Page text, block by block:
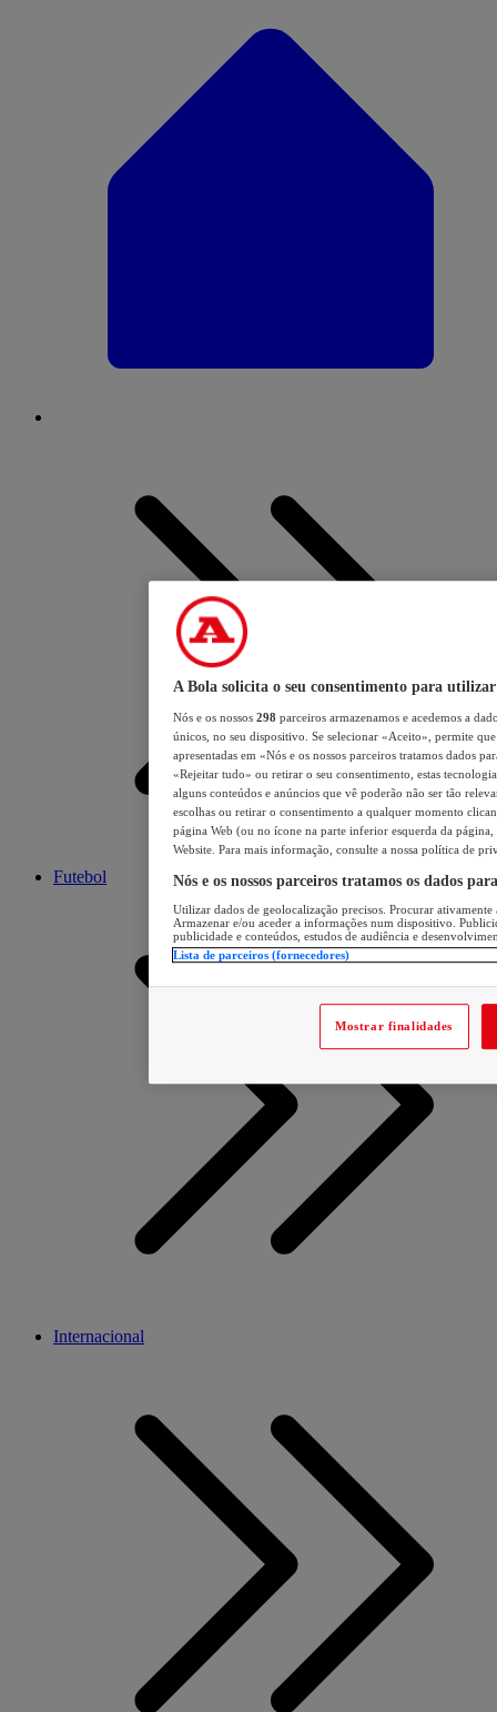
Futebol
Internacional
A Bola solicita o seu consentimento para utilizar
Nós e os nossos 298 parceiros armazenamos e acedemos a
únicos, no seu dispositivo. Se selecionar «Aceito», permite
apresentadas em «Nós e os nossos parceiros tratamos dados
«Rejeitar tudo» ou retirar o seu consentimento, estas
alguns conteúdos e anúncios que vê poderão não ser tão
escolhas ou retirar o consentimento a qualquer momento
página Web (ou no ícone na parte inferior esquerda da página,
Website. Para mais informação, consulte a nossa política de
Nós e os nossos parceiros tratamos os dados
Utilizar dados de geolocalização precisos. Procurar
Armazenar e/ou aceder a informações num dispositivo.
publicidade e conteúdos, estudos de audiência e
Lista de parceiros (fornecedores)
Mostrar finalidades